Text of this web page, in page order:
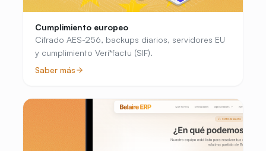
Cumplimiento europeo
Cifrado AES-256, backups diarios, servidores EU
y cumplimiento Veri*factu (SIF).
Saber más